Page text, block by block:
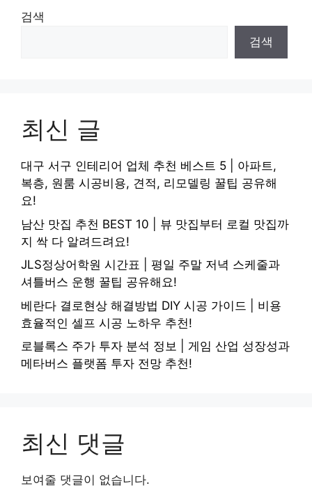
검색
검색
최신 글
대구 서구 인테리어 업체 추천 베스트 5 | 아파트,
복층, 원룸 시공비용, 견적, 리모델링 꿀팁 공유해
요!
남산 맛집 추천 BEST 10 | 뷰 맛집부터 로컬 맛집까
지 싹 다 알려드려요!
JLS정상어학원 시간표 | 평일 주말 저녁 스케줄과
셔틀버스 운행 꿀팁 공유해요!
베란다 결로현상 해결방법 DIY 시공 가이드 | 비용
효율적인 셀프 시공 노하우 추천!
로블록스 주가 투자 분석 정보 | 게임 산업 성장성과
메타버스 플랫폼 투자 전망 추천!
최신 댓글
보여줄 댓글이 없습니다.